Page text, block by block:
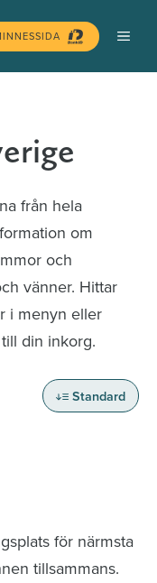
från hela
om
och
vänner. Hittar
i menyn eller
din inkorg.
Standard
för närmsta
tillsammans.